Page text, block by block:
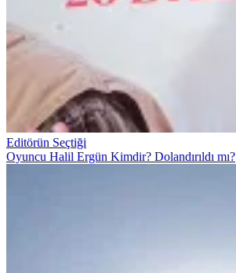
Editörün Seçtiği
Oyuncu Halil Ergün Kimdir? Dolandırıldı mı?